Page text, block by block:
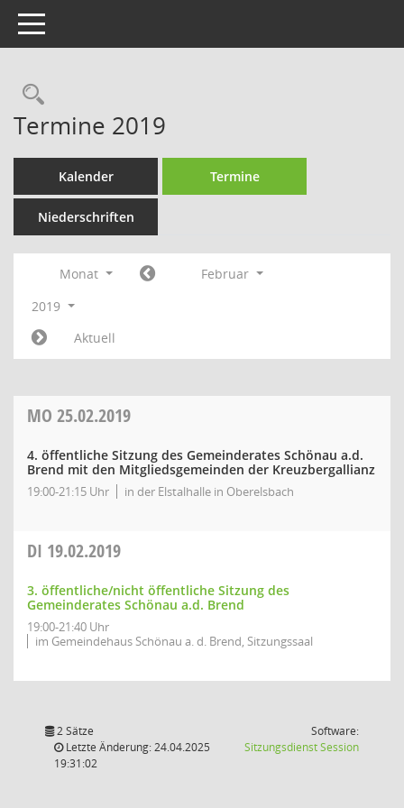
Toggle navigation
Rechercheauswahl
Termine 2019
Kalender Termine
Niederschriften
Monat
Februar
2019
Aktuell
MO 25.02.2019
4. öffentliche Sitzung des Gemeinderates Schönau a.d.
Brend mit den Mitgliedsgemeinden der Kreuzbergallianz
19:00-21:15 Uhr in der Elstalhalle in Oberelsbach
DI 19.02.2019
3. öffentliche/nicht öffentliche Sitzung des
Gemeinderates Schönau a.d. Brend
19:00-21:40 Uhr
im Gemeindehaus Schönau a. d. Brend, Sitzungssaal
2 Sätze
Letzte Änderung: 24.04.2025
19:31:02
Software:
SitzungsdienstSession(Wird in